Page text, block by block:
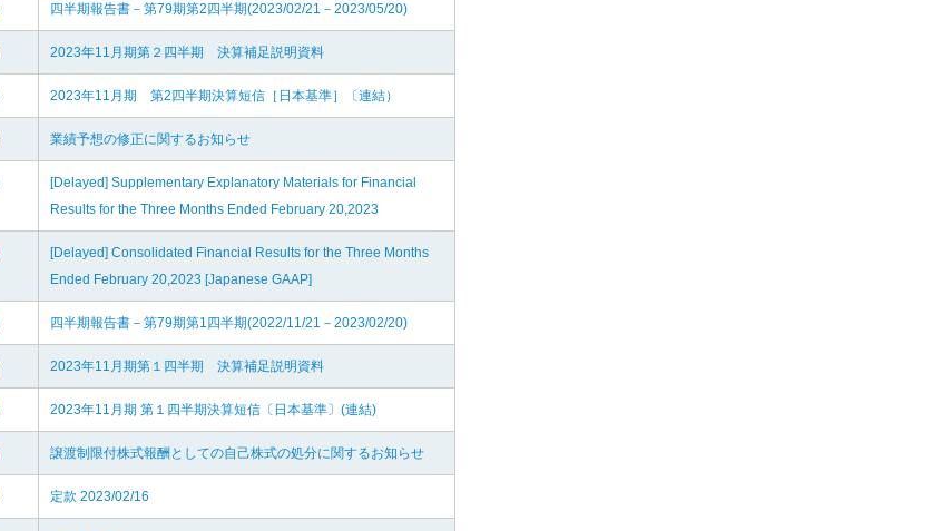
四半期報告書－第79期第2四半期(2023/02/21－2023/05/20)
2023年11月期第２四半期 決算補足説明資料
2023年11月期 第2四半期決算短信［日本基準］〔連結）
業績予想の修正に関するお知らせ
[Delayed] Supplementary Explanatory Materials for Financial
Results for the Three Months Ended February 20,2023
[Delayed] Consolidated Financial Results for the Three Months
Ended February 20,2023 [Japanese GAAP]
四半期報告書－第79期第1四半期(2022/11/21－2023/02/20)
2023年11月期第１四半期 決算補足説明資料
2023年11月期 第１四半期決算短信〔日本基準〕(連結)
譲渡制限付株式報酬としての自己株式の処分に関するお知らせ
定款 2023/02/16